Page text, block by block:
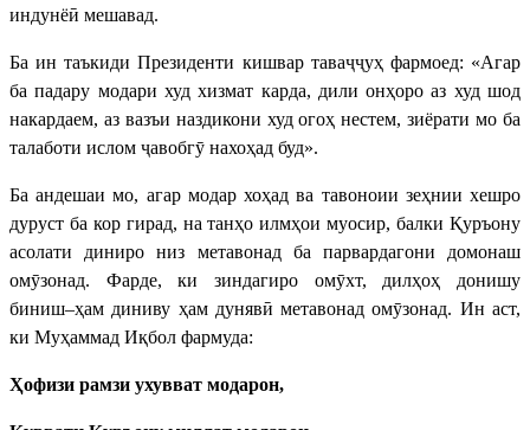
индунёӣ мешавад.
Ба ин таъкиди Президенти кишвар таваҷҷуҳ фармоед: «Агар
ба падару модари худ хизмат карда, дили онҳоро аз худ шод
накардаем, аз вазъи наздикони худ огоҳ нестем, зиёрати мо ба
талаботи ислом ҷавобгӯ нахоҳад буд».
Ба андешаи мо, агар модар хоҳад ва тавоноии зеҳнии хешро
дуруст ба кор гирад, на танҳо илмҳои муосир, балки Қуръону
асолати диниро низ метавонад ба парвардагони домонаш
омӯзонад. Фарде, ки зиндагиро омӯхт, дилҳоҳ донишу
биниш–ҳам диниву ҳам дунявӣ метавонад омӯзонад. Ин аст,
ки Муҳаммад Иқбол фармуда:
Ҳофизи рамзи ухувват модарон,